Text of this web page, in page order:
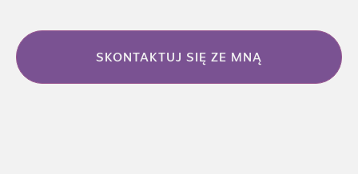
SKONTAKTUJ SIĘ ZE MNĄ